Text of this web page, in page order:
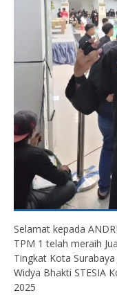
Selamat kepada
TPM 1 telah meraih
Tingkat Kota
Widya Bhakti STESIA
2025